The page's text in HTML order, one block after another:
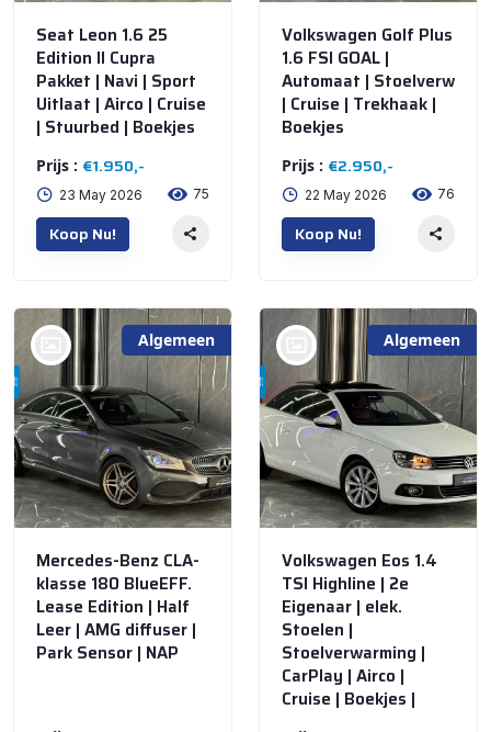
Seat Leon 1.6 25
Edition II Cupra
Pakket | Navi | Sport
Uitlaat | Airco | Cruise
| Stuurbed | Boekjes
Prijs : €1.950,-
23 May 2026 75
Koop Nu!
Volkswagen Golf Plus
1.6 FSI GOAL |
Automaat | Stoelverw
| Cruise | Trekhaak |
Boekjes
Prijs : €2.950,-
22 May 2026 76
Koop Nu!
Algemeen
bij @De Waai Auto's
Mercedes-Benz CLA-
klasse 180 BlueEFF.
Lease Edition | Half
Leer | AMG diffuser |
Park Sensor | NAP
Algemeen
bij @De Waai Auto's
Volkswagen Eos 1.4
TSI Highline | 2e
Eigenaar | elek.
Stoelen |
Stoelverwarming |
CarPlay | Airco |
Cruise | Boekjes |